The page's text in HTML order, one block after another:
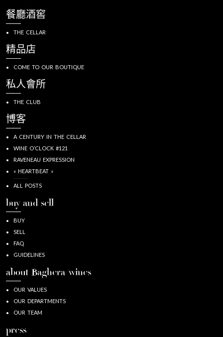
餐廳酒窖
THE CELLAR
精品店
COME TO OUR BOUTIQUE
私人會所
THE CLUB
博客
A CENTURY IN THE CELLAR
WINE O’CLOCK #121
RAVENEAU EXPRESSION
« HEARTBEAT »
ALL POSTS
buy and sell
BUY
SELL
FAQ
GUIDELINES
about Baghera/wines
OUR VALUES
OUR DEPARTMENTS
OUR TEAM
press